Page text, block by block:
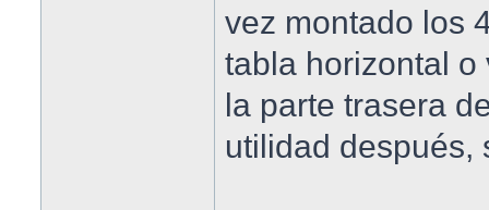
vez montado los
tabla horizontal
la parte trasera
utilidad después,